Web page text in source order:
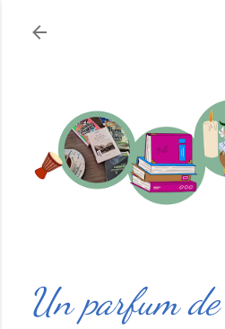
Un parfum